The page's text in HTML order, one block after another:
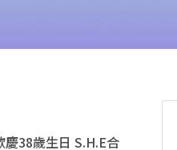
慶38歲生日 S.H.E合